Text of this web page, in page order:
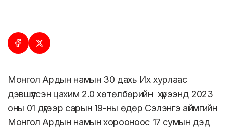
Монгол Ардын намын 30 дахь Их хурлаас
дэвшүүлсэн цахим 2.0 хөтөлбөрийн хүрээнд 2023
оны 01 дүгээр сарын 19-ны өдөр Сэлэнгэ аймгийн
Монгол Ардын намын хорооноос 17 сумын дэд